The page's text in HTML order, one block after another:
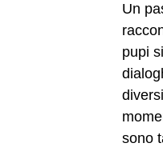
Un
pupi
sono